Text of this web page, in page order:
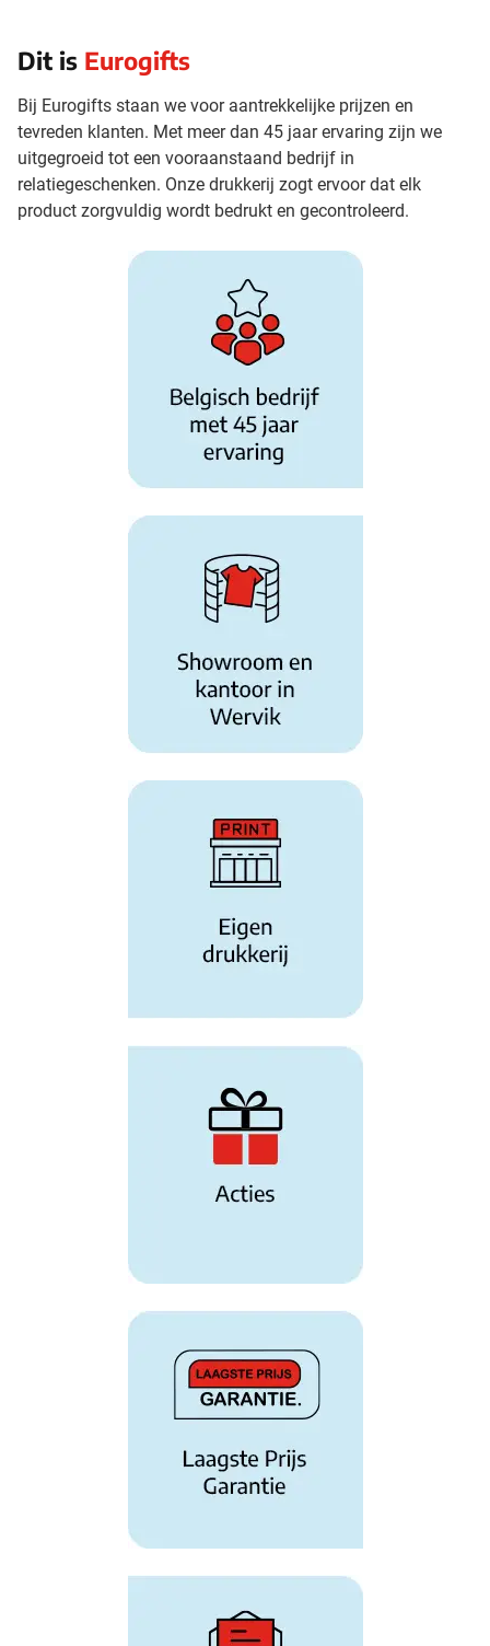
Dit is Eurogifts
Bij Eurogifts staan we voor aantrekkelijke prijzen en
tevreden klanten. Met meer dan 45 jaar ervaring zijn we
uitgegroeid tot een vooraanstaand bedrijf in
relatiegeschenken. Onze drukkerij zogt ervoor dat elk
product zorgvuldig wordt bedrukt en gecontroleerd.